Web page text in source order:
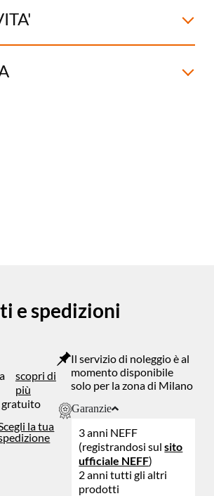
e spedizioni
scopri di
più
gratuito
la tua
Il servizio di noleggio è al
momento disponibile
solo per la zona di Milano
Garanzie
3 anni NEFF
(registrandosi sulsito
ufficiale NEFF)
2 anni tutti gli altri
prodotti